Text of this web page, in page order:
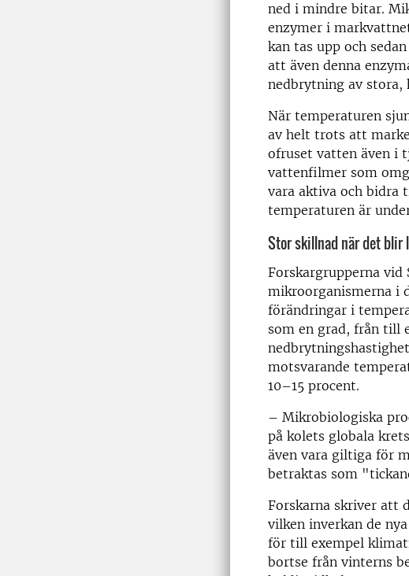
ned i mindre bitar.
enzymer i
kan tas upp och
att även denna
nedbrytning av stora,
När temperaturen
av helt trots att
ofruset vatten även i
vattenfilmer som
vara aktiva och bidra
temperaturen är
Stor skillnad när det blir
Forskargrupperna vid
mikroorganismerna i
förändringar i
som en grad, från till
motsvarande
10–15 procent.
– Mikrobiologiska
på kolets globala
även vara giltiga för
betraktas som
Forskarna skriver att
vilken inverkan de
för till exempel
bortse från vinterns